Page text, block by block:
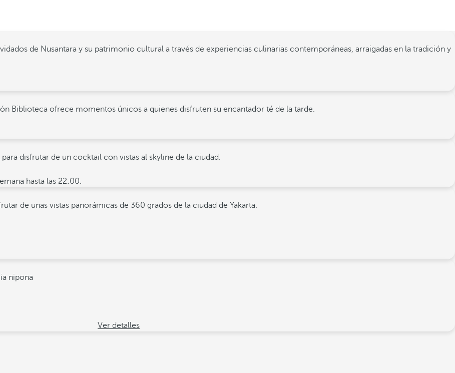
de Nusantara y su patrimonio cultural a través de experiencias culinarias contemporáneas, arraigadas en la tradición y
Biblioteca ofrece momentos únicos a quienes disfruten su encantador té de la tarde.
disfrutar de un cocktail con vistas al skyline de la ciudad.
hasta las 22:00.
de unas vistas panorámicas de 360 grados de la ciudad de Yakarta.
nipona
Ver detalles